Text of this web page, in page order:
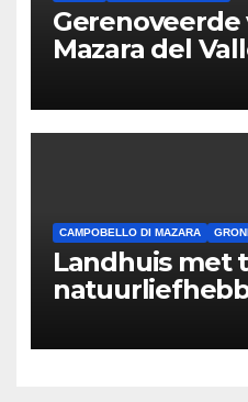
Gerenoveerde
Mazara del
CAMPOBELLO DI MAZARA
Landhuis met